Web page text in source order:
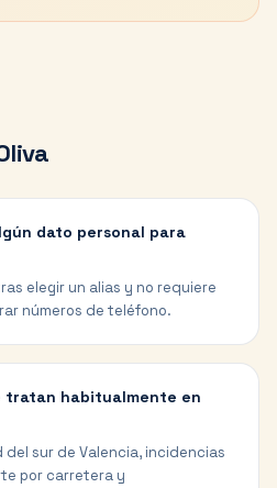
dato personal para
elegir un alias y no requiere
números de teléfono.
tratan habitualmente en
sur de Valencia, incidencias
por carretera y